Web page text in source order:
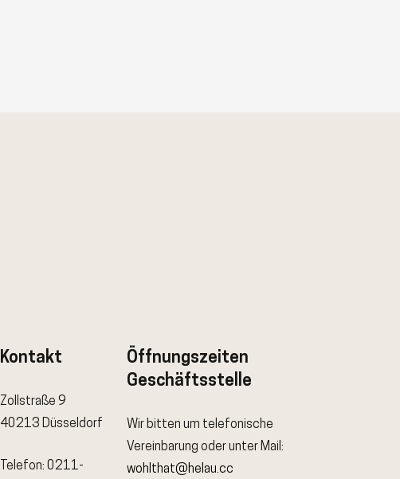
Kontakt
Zollstraße 9
40213 Düsseldorf
Telefon: 0211-
Öffnungszeiten
Geschäftsstelle
Wir bitten um telefonische
Vereinbarung oder unter Mail:
wohlthat@helau.cc